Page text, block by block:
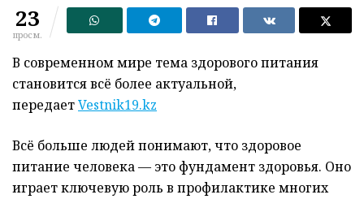
23
просм.
В современном мире тема здорового питания
становится всё более актуальной,
передаетVestnik19.kz
Всё больше людей понимают, что здоровое
питание человека — это фундамент здоровья. Оно
играет ключевую роль в профилактике многих